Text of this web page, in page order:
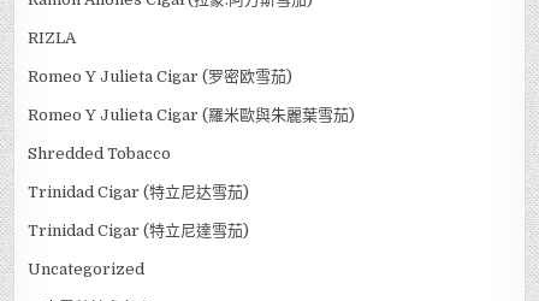
Partagas Maduro No. 1 Cigar
Party
Por Larranaga Cigar (波尔.拉腊尼亚加雪茄)
Portable soot bag
Punch Cigar (潘趣雪茄)
Punch龐趣(潘趣)
Ramon Allones Cigar(拉蒙.阿万斯雪茄)
RIZLA